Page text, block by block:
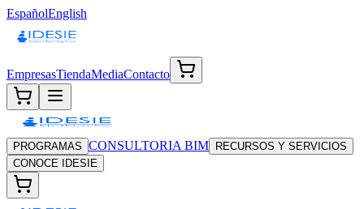
EspañolEnglish
EmpresasTiendaMediaContacto
PROGRAMAS CONSULTORIA BIM
RECURSOS Y SERVICIOS
CONOCE IDESIE